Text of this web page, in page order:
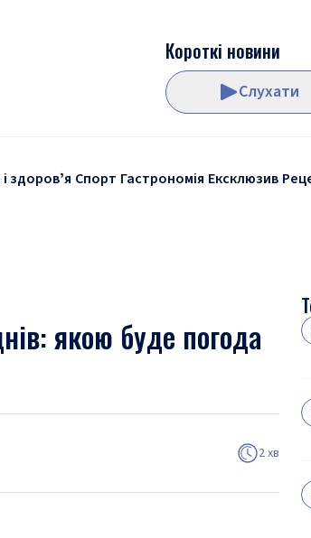
Короткі новини
Слухати
здоровʼя Спорт Гастрономія Ексклюзив
якою буде погода
2 хв